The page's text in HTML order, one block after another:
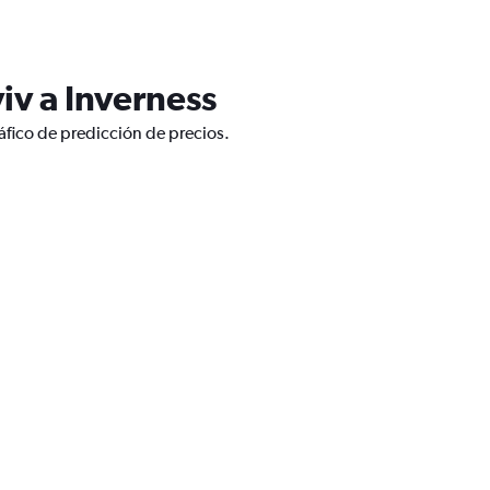
a Inverness
de predicción de precios.